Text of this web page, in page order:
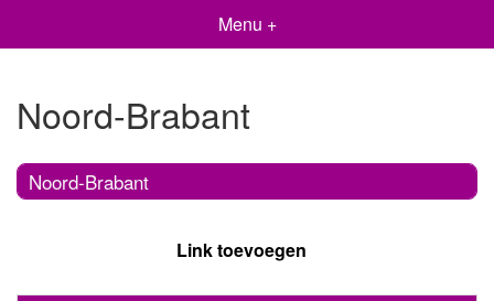
Menu +
Noord-Brabant
Noord-Brabant
Link toevoegen